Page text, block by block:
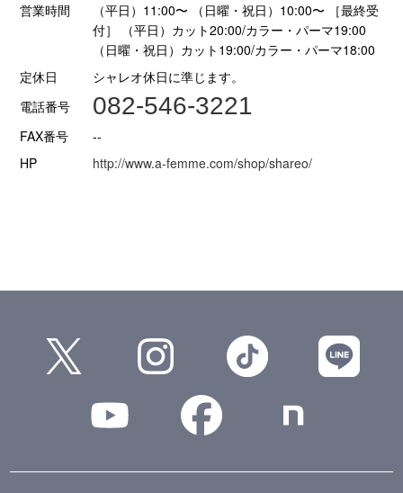
営業時間
（平日）11:00〜 （日曜・祝日）10:00〜 ［最終受
付］ （平日）カット20:00/カラー・パーマ19:00
（日曜・祝日）カット19:00/カラー・パーマ18:00
定休日
シャレオ休日に準じます。
電話番号
082-546-3221
FAX番号
--
HP
http://www.a-femme.com/shop/shareo/